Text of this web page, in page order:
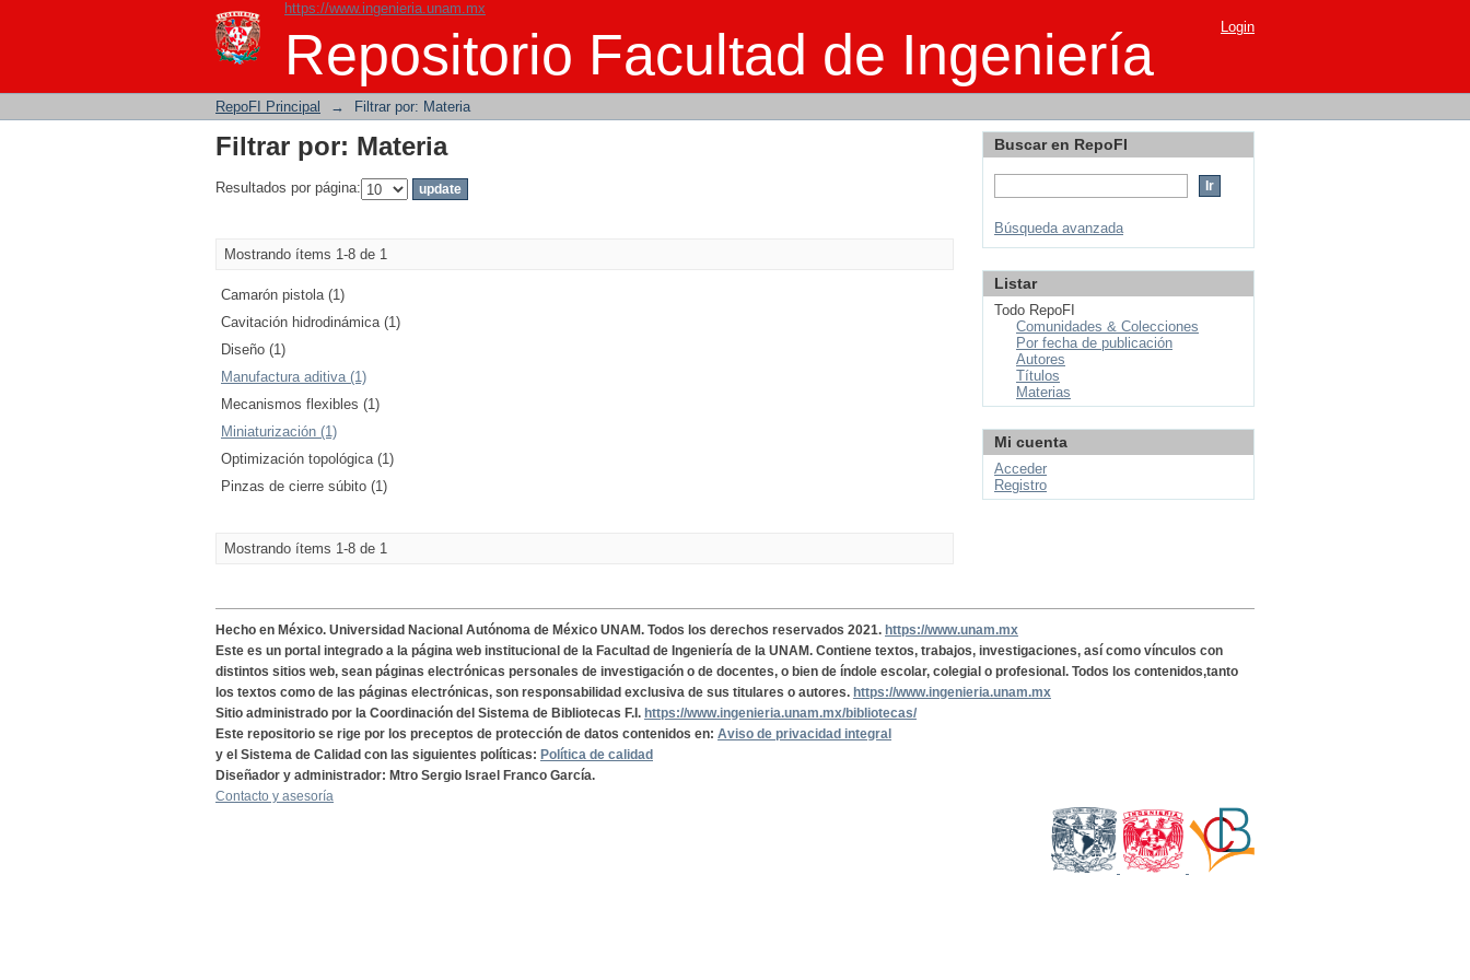
https://www.ingenieria.unam.mx
Repositorio Facultad de Ingeniería
Filtrar por: Materia Login
RepoFI Principal → Filtrar por: Materia
Filtrar por: Materia
Resultados por página:
Mostrando ítems 1-8 de 1
Camarón pistola (1)
Cavitación hidrodinámica (1)
Diseño (1)
Manufactura aditiva (1)
Mecanismos flexibles (1)
Miniaturización (1)
Optimización topológica (1)
Pinzas de cierre súbito (1)
Mostrando ítems 1-8 de 1
Buscar en RepoFI
Búsqueda avanzada
Listar
Todo RepoFI
Comunidades & Colecciones
Por fecha de publicación
Autores
Títulos
Materias
Mi cuenta
Acceder
Registro
Hecho en México. Universidad Nacional Autónoma de México UNAM. Todos los derechos reservados 2021. https://www.unam.mx
Este es un portal integrado a la página web institucional de la Facultad de Ingeniería de la UNAM. Contiene textos, trabajos, investigaciones, así como vínculos con
distintos sitios web, sean páginas electrónicas personales de investigación o de docentes, o bien de índole escolar, colegial o profesional. Todos los contenidos,tanto
los textos como de las páginas electrónicas, son responsabilidad exclusiva de sus titulares o autores. https://www.ingenieria.unam.mx
Sitio administrado por la Coordinación del Sistema de Bibliotecas F.I. https://www.ingenieria.unam.mx/bibliotecas/
Este repositorio se rige por los preceptos de protección de datos contenidos en: Aviso de privacidad integral
y el Sistema de Calidad con las siguientes políticas: Política de calidad
Diseñador y administrador: Mtro Sergio Israel Franco García.
Contacto y asesoría